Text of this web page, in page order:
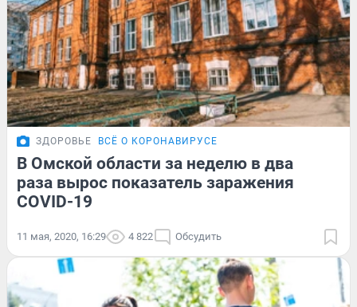
ЗДОРОВЬЕ ВСЁ О КОРОНАВИРУСЕ
В Омской области за неделю в два
раза вырос показатель заражения
COVID-19
11 мая, 2020, 16:29 4 822 Обсудить